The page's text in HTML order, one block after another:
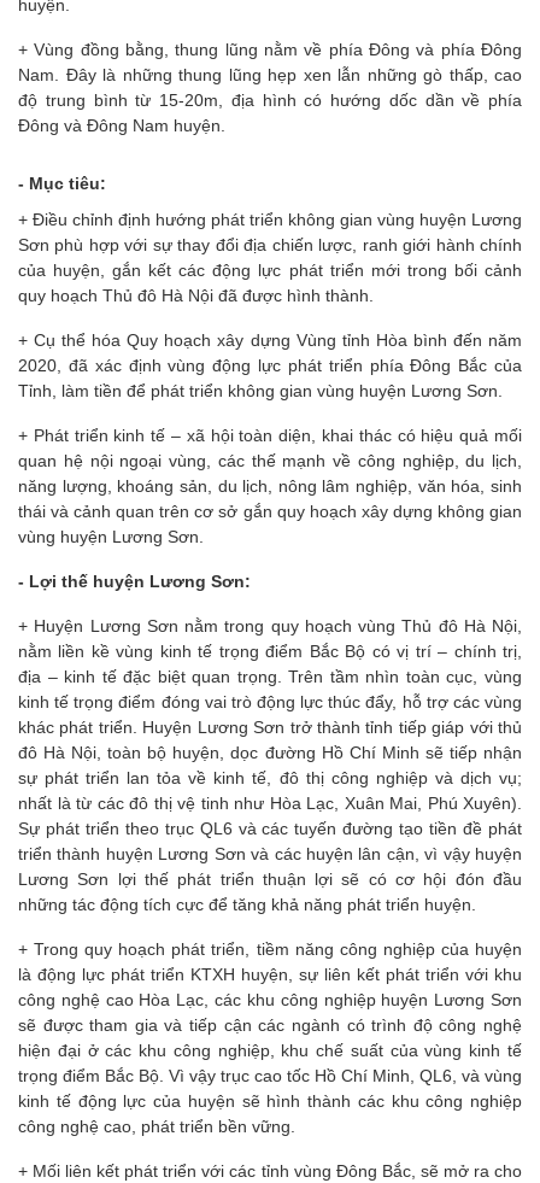
huyện.
+ Vùng đồng bằng, thung lũng nằm về phía Đông và phía Đông
Nam. Đây là những thung lũng hẹp xen lẫn những gò thấp, cao
độ trung bình từ 15-20m, địa hình có hướng dốc dần về phía
Đông và Đông Nam huyện.
- Mục tiêu:
+ Điều chỉnh định hướng phát triển không gian vùng huyện Lương
Sơn phù hợp với sự thay đổi địa chiến lược, ranh giới hành chính
của huyện, gắn kết các động lực phát triển mới trong bối cảnh
quy hoạch Thủ đô Hà Nội đã được hình thành.
+ Cụ thể hóa Quy hoạch xây dựng Vùng tỉnh Hòa bình đến năm
2020, đã xác định vùng động lực phát triển phía Đông Bắc của
Tỉnh, làm tiền để phát triển không gian vùng huyện Lương Sơn.
+ Phát triển kinh tế – xã hội toàn diện, khai thác có hiệu quả mối
quan hệ nội ngoại vùng, các thế mạnh về công nghiệp, du lịch,
năng lượng, khoáng sản, du lịch, nông lâm nghiệp, văn hóa, sinh
thái và cảnh quan trên cơ sở gắn quy hoạch xây dựng không gian
vùng huyện Lương Sơn.
- Lợi thế huyện Lương Sơn:
+ Huyện Lương Sơn nằm trong quy hoạch vùng Thủ đô Hà Nội,
nằm liền kề vùng kinh tế trọng điểm Bắc Bộ có vị trí – chính trị,
địa – kinh tế đặc biệt quan trọng. Trên tầm nhìn toàn cục, vùng
kinh tế trọng điểm đóng vai trò động lực thúc đẩy, hỗ trợ các vùng
khác phát triển. Huyện Lương Sơn trở thành tỉnh tiếp giáp với thủ
đô Hà Nội, toàn bộ huyện, dọc đường Hồ Chí Minh sẽ tiếp nhận
sự phát triển lan tỏa về kinh tế, đô thị công nghiệp và dịch vụ;
nhất là từ các đô thị vệ tinh như Hòa Lạc, Xuân Mai, Phú Xuyên).
Sự phát triển theo trục QL6 và các tuyến đường tạo tiền đề phát
triển thành huyện Lương Sơn và các huyện lân cận, vì vậy huyện
Lương Sơn lợi thế phát triển thuận lợi sẽ có cơ hội đón đầu
những tác động tích cực để tăng khả năng phát triển huyện.
+ Trong quy hoạch phát triển, tiềm năng công nghiệp của huyện
là động lực phát triển KTXH huyện, sự liên kết phát triển với khu
công nghệ cao Hòa Lạc, các khu công nghiệp huyện Lương Sơn
sẽ được tham gia và tiếp cận các ngành có trình độ công nghệ
hiện đại ở các khu công nghiệp, khu chế suất của vùng kinh tế
trọng điểm Bắc Bộ. Vì vậy trục cao tốc Hồ Chí Minh, QL6, và vùng
kinh tế động lực của huyện sẽ hình thành các khu công nghiệp
công nghệ cao, phát triển bền vững.
+ Mối liên kết phát triển với các tỉnh vùng Đông Bắc, sẽ mở ra cho